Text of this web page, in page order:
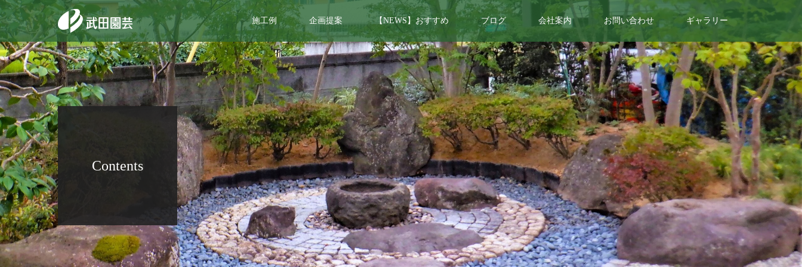
施工例 企画提案 【NEWS】おすすめ ブログ 会社案内 お問い合わせ ギャラリー
Contents